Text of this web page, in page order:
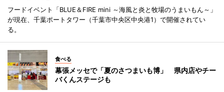
フードイベント「BLUE＆FIRE mini ～海風と炎と牧場のうまいもん～」
が現在、千葉ポートタワー（千葉市中央区中央港1）で開催されてい
る。
食べる
幕張メッセで「夏のさつまいも博」 県内店やチー
バくんステージも